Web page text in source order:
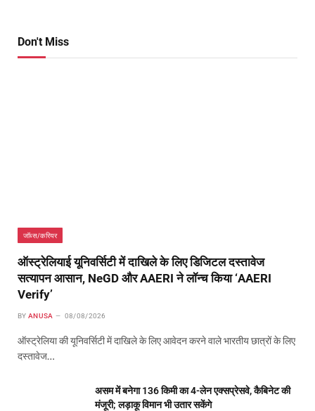
Don't Miss
जॉब्स/करियर
ऑस्ट्रेलियाई यूनिवर्सिटी में दाखिले के लिए डिजिटल दस्तावेज
सत्यापन आसान, NeGD और AAERI ने लॉन्च किया ‘AAERI
Verify’
BY ANUSA 08/08/2026
ऑस्ट्रेलिया की यूनिवर्सिटी में दाखिले के लिए आवेदन करने वाले भारतीय छात्रों के लिए
दस्तावेज…
असम में बनेगा 136 किमी का 4-लेन एक्सप्रेसवे, कैबिनेट की
मंजूरी; लड़ाकू विमान भी उतार सकेंगे